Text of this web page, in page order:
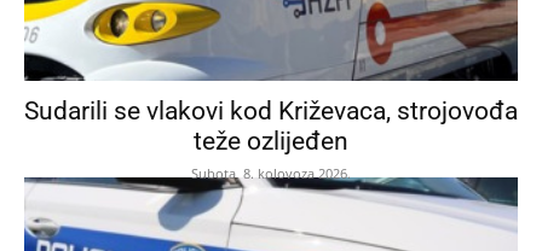
Sudarili se vlakovi kod Križevaca, strojovođa
teže ozlijeđen
Subota, 8. kolovoza 2026.